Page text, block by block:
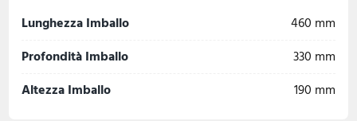
Lunghezza Imballo
460 mm
Profondità Imballo
330 mm
Altezza Imballo
190 mm